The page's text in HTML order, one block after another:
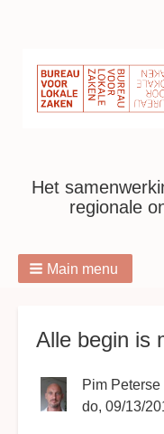
Het
regionale
Main menu
Alle begin is
Pim Peterse
do, 09/13/